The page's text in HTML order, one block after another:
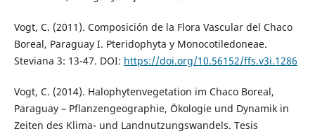
Vogt, C. (2011). Composición de la Flora Vascular del Chaco
Boreal, Paraguay I. Pteridophyta y Monocotiledoneae.
Steviana 3: 13-47. DOI: https://doi.org/10.56152/ffs.v3i.1286
Vogt, C. (2014). Halophytenvegetation im Chaco Boreal,
Paraguay – Pflanzengeographie, Ökologie und Dynamik in
Zeiten des Klima- und Landnutzungswandels. Tesis